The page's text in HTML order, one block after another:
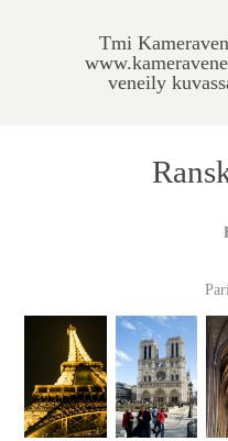
Tmi
veneily